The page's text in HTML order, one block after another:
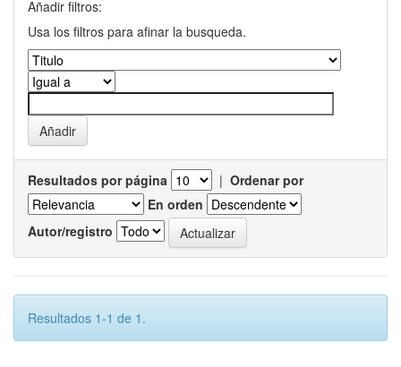
Añadir filtros:
Usa los filtros para afinar la busqueda.
Resultados por página | Ordenar por
En orden
Autor/registro
Resultados 1-1 de 1.